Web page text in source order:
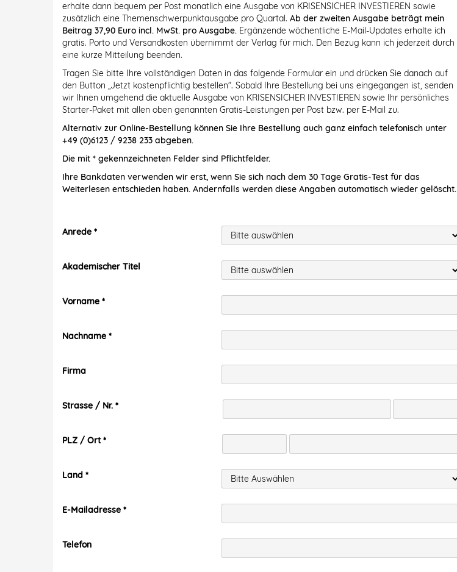
erhalte dann bequem per Post monatlich eine Ausgabe von KRISENSICHER INVESTIEREN sowie
zusätzlich eine Themenschwerpunktausgabe pro Quartal. Ab der zweiten Ausgabe beträgt mein
Beitrag 37,90 Euro incl. MwSt. pro Ausgabe. Ergänzende wöchentliche E-Mail-Updates erhalte ich
gratis. Porto und Versandkosten übernimmt der Verlag für mich. Den Bezug kann ich jederzeit durch
eine kurze Mitteilung beenden.
Tragen Sie bitte Ihre vollständigen Daten in das folgende Formular ein und drücken Sie danach auf
den Button „Jetzt kostenpflichtig bestellen". Sobald Ihre Bestellung bei uns eingegangen ist, senden
wir Ihnen umgehend die aktuelle Ausgabe von KRISENSICHER INVESTIEREN sowie Ihr persönliches
Starter-Paket mit allen oben genannten Gratis-Leistungen per Post bzw. per E-Mail zu.
Alternativ zur Online-Bestellung können Sie Ihre Bestellung auch ganz einfach telefonisch unter
+49 (0)6123 / 9238 233 abgeben.
Die mit * gekennzeichneten Felder sind Pflichtfelder.
Ihre Bankdaten verwenden wir erst, wenn Sie sich nach dem 30 Tage Gratis-Test für das
Weiterlesen entschieden haben. Andernfalls werden diese Angaben automatisch wieder gelöscht.
Anrede
Akademischer Titel
Vorname
Nachname
Firma
Strasse / Nr.
PLZ / Ort
Land
E-Mailadresse
Telefon